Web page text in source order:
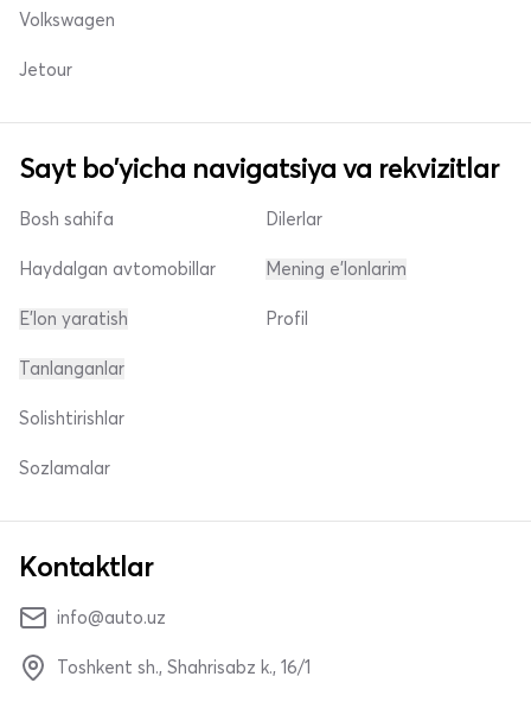
Volkswagen
Jetour
Sayt bo'yicha navigatsiya va rekvizitlar
Bosh sahifa
Haydalgan avtomobillar
E'lon yaratish
Dilerlar
Mening e'lonlarim
Profil
Tanlanganlar
Solishtirishlar
Sozlamalar
Kontaktlar
info@auto.uz
Toshkent sh., Shahrisabz k., 16/1